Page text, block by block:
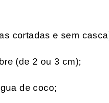
cortadas e sem
(de 2 ou 3 cm);
de coco;